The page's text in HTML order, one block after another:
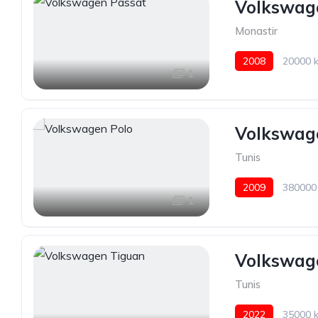
1
Monastir
2008 20000
1
Tunis
2009
Tunis
2022 35000